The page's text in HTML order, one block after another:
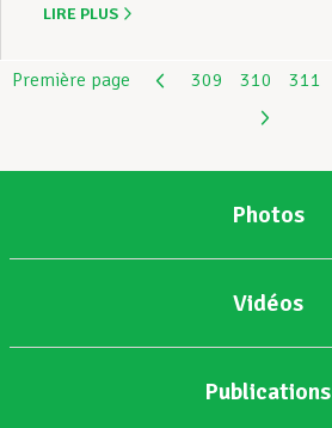
LIRE PLUS
Première page 309 310 311
Photos
Vidéos
Publications